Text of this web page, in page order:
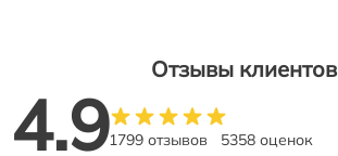
Отзывы клиентов
4.91799 отзывов 5358 оценок